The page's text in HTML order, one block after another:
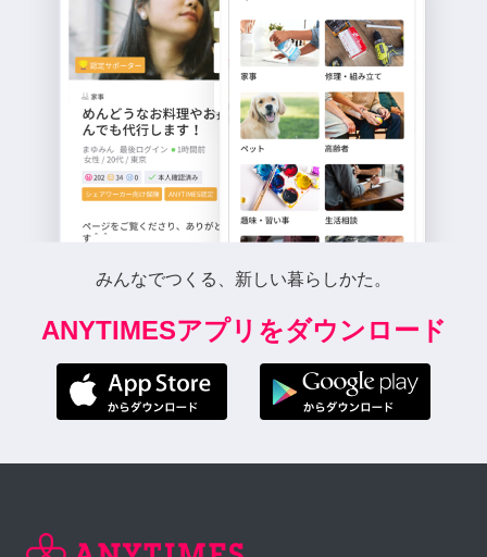
みんなでつくる、新しい暮らしかた。
ANYTIMESアプリをダウンロード